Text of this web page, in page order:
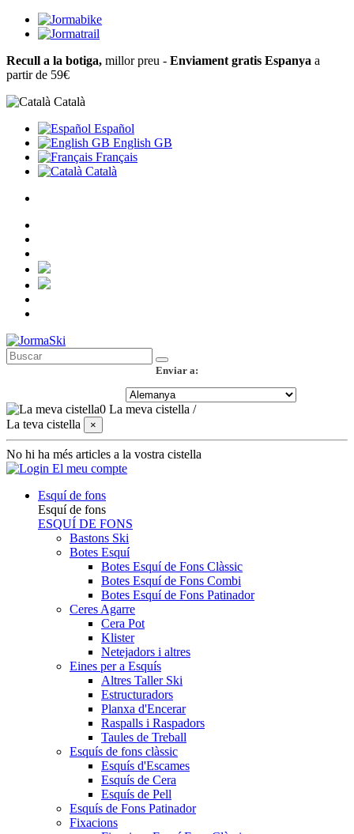
Recull a la botiga, millor preu - Enviament gratis Espanya a
partir de 59€
Català
Español
English GB
Français
Català
Enviar a:
0 La meva cistella /
La teva cistella
×
No hi ha més articles a la vostra cistella
El meu compte
Esquí de fons
Esquí de fons
ESQUÍ DE FONS
Bastons Ski
Botes Esquí
Botes Esquí de Fons Clàssic
Botes Esquí de Fons Combi
Botes Esquí de Fons Patinador
Ceres Agarre
Cera Pot
Klister
Netejadors i altres
Eines per a Esquís
Altres Taller Ski
Estructuradors
Planxa d'Encerar
Raspalls i Raspadors
Taules de Treball
Esquís de fons clàssic
Esquís d'Escames
Esquís de Cera
Esquís de Pell
Esquís de Fons Patinador
Fixacions